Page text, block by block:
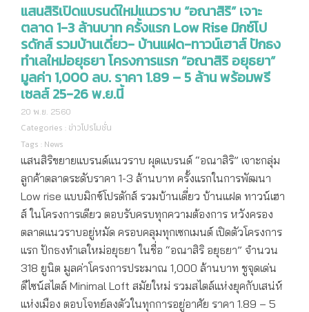
แสนสิริเปิดแบรนด์ใหม่แนวราบ “อณาสิริ” เจาะ
ตลาด 1-3 ล้านบาท ครั้งแรก Low Rise มิกซ์โป
รดักส์ รวมบ้านเดี่ยว- บ้านแฝด-ทาวน์เฮาส์ ปักธง
ทำเลใหม่อยุธยา โครงการแรก “อณาสิริ อยุธยา”
มูลค่า 1,000 ลบ. ราคา 1.89 – 5 ล้าน พร้อมพรี
เซลส์ 25-26 พ.ย.นี้
20 พ.ย. 2560
Categories : ข่าวโปรโมชั่น
Tags : News
แสนสิริขยายแบรนด์แนวราบ ผุดแบรนด์ “อณาสิริ” เจาะกลุ่ม
ลูกค้าตลาดระดับราคา 1-3 ล้านบาท ครั้งแรกในการพัฒนา
Low rise แบบมิกซ์โปรดักส์ รวมบ้านเดี่ยว บ้านแฝด ทาวน์เฮา
ส์ ในโครงการเดียว ตอบรับครบทุกความต้องการ หวังครอง
ตลาดแนวราบอยู่หมัด ครอบคลุมทุกเซกเมนต์ เปิดตัวโครงการ
แรก ปักธงทำเลใหม่อยุธยา ในชื่อ “อณาสิริ อยุธยา” จำนวน
318 ยูนิต มูลค่าโครงการประมาณ 1,000 ล้านบาท ชูจุดเด่น
ดีไซน์สไตล์ Minimal Loft สมัยใหม่ รวมสไตล์แห่งยุคกับเสน่ห์
แห่งเมือง ตอบโจทย์ลงตัวในทุกการอยู่อาศัย ราคา 1.89 – 5